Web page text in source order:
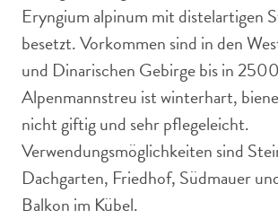
Eryngium alpinum mit distelartigen
besetzt. Vorkommen sind in den
und Dinarischen Gebirge bis in
Alpenmannstreu ist winterhart,
nicht giftig und sehr pflegeleicht.
Verwendungsmöglichkeiten sind
Dachgarten, Friedhof, Südmauer
Balkon im Kübel.